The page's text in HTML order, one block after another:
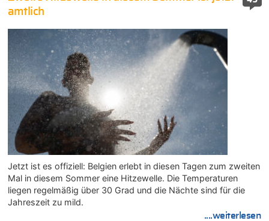
amtlich
Jetzt ist es offiziell: Belgien erlebt in diesen Tagen zum zweiten
Mal in diesem Sommer eine Hitzewelle. Die Temperaturen
liegen regelmäßig über 30 Grad und die Nächte sind für die
Jahreszeit zu mild.
....weiterlesen